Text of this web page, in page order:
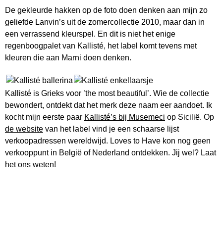
De gekleurde hakken op de foto doen denken aan mijn zo
geliefde Lanvin’s uit de zomercollectie 2010, maar dan in
een verrassend kleurspel. En dit is niet het enige
regenboogpalet van Kallisté, het label komt tevens met
kleuren die aan Marni doen denken.
Kallisté is Grieks voor ’the most beautiful’. Wie de collectie
bewondert, ontdekt dat het merk deze naam eer aandoet. Ik
kocht mijn eerste paar Kallisté’s bij Musemeci op Sicilië. Op
de website van het label vind je een schaarse lijst
verkoopadressen wereldwijd. Loves to Have kon nog geen
verkooppunt in België of Nederland ontdekken. Jij wel? Laat
het ons weten!